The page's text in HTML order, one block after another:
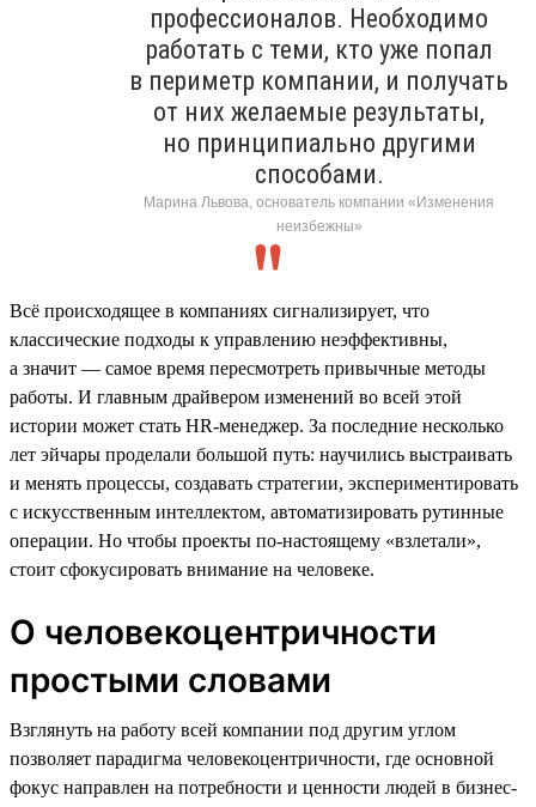
профессионалов. Необходимо
работать с теми, кто уже попал
в периметр компании, и получать
от них желаемые результаты,
но принципиально другими
способами.
Марина Львова, основатель компании «Изменения
неизбежны»
Всё происходящее в компаниях сигнализирует, что
классические подходы к управлению неэффективны,
а значит — самое время пересмотреть привычные методы
работы. И главным драйвером изменений во всей этой
истории может стать HR-менеджер. За последние несколько
лет эйчары проделали большой путь: научились выстраивать
и менять процессы, создавать стратегии, экспериментировать
с искусственным интеллектом, автоматизировать рутинные
операции. Но чтобы проекты по-настоящему «взлетали»,
стоит сфокусировать внимание на человеке.
О человекоцентричности
простыми словами
Взглянуть на работу всей компании под другим углом
позволяет парадигма человекоцентричности, где основной
фокус направлен на потребности и ценности людей в бизнес-